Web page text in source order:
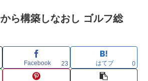
ら構築しなおし ゴルフ総
Facebook 23 はてブ 0